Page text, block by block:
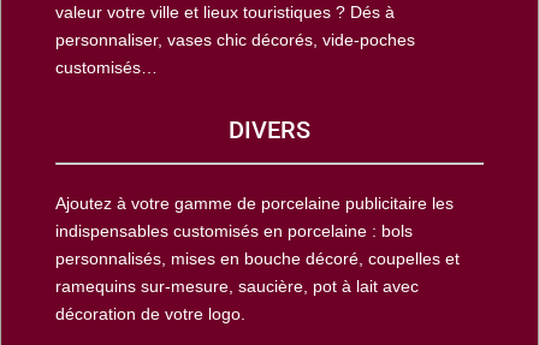
valeur votre ville et lieux touristiques ? Dés à
personnaliser, vases chic décorés, vide-poches
customisés…
DIVERS
Ajoutez à votre gamme de porcelaine publicitaire les
indispensables customisés en porcelaine : bols
personnalisés, mises en bouche décoré, coupelles et
ramequins sur-mesure, saucière, pot à lait avec
décoration de votre logo.